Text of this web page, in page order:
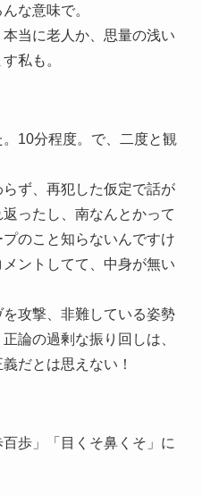
な意味で。
当に老人か、思量の浅い
私も。
10分程度。で、二度と観
ず、再犯した仮定で話が
ったし、南なんとかって
のこと知らないんですけ
ントしてて、中身が無い
攻撃、非難している姿勢
論の過剰な振り回しは、
だとは思えない！
歩」「目くそ鼻くそ」に